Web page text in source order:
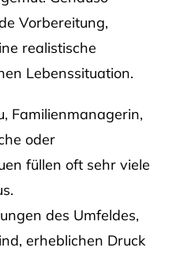
Vorbereitung,
realistische
Lebenssituation.
Familienmanagerin,
oder
füllen oft sehr viele
des Umfeldes,
erheblichen Druck